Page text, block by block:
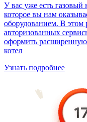
У вас уже есть
которое вы нам
оборудованием. В этом
авторизованных
оформить расширенную
котел
Узнать подробнее